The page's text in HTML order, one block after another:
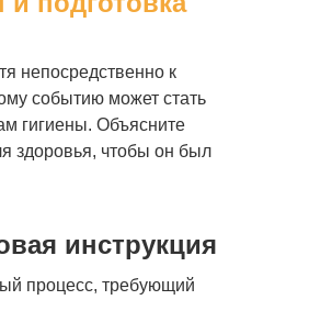
непосредственно к
событию может стать
гигиены. Объясните
здоровья, чтобы он был
инструкция
процесс, требующий